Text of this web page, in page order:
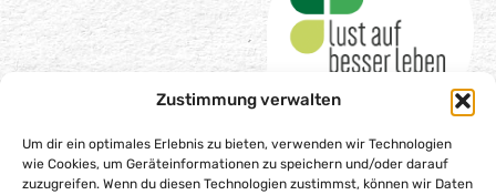
Zustimmung verwalten
Um dir ein optimales Erlebnis zu bieten, verwenden wir Technologien
wie Cookies, um Geräteinformationen zu speichern und/oder darauf
zuzugreifen. Wenn du diesen Technologien zustimmst, können wir Daten